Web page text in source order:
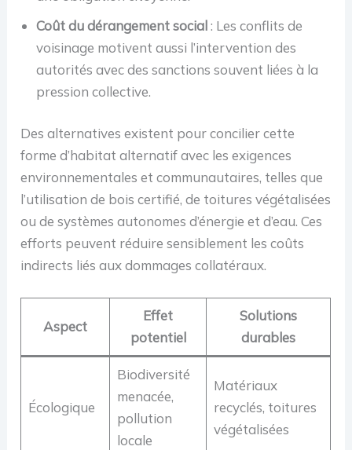
Coût du dérangement social: Les conflits de
voisinage motivent aussi l’intervention des
autorités avec des sanctions souvent liées à la
pression collective.
Des alternatives existent pour concilier cette
forme d’habitat alternatif avec les exigences
environnementales et communautaires, telles que
l’utilisation de bois certifié, de toitures végétalisées
ou de systèmes autonomes d’énergie et d’eau. Ces
efforts peuvent réduire sensiblement les coûts
indirects liés aux dommages collatéraux.
Aspect
Effet
potentiel
Solutions
durables
Écologique
Biodiversité
menacée,
pollution
locale
Matériaux
recyclés, toitures
végétalisées